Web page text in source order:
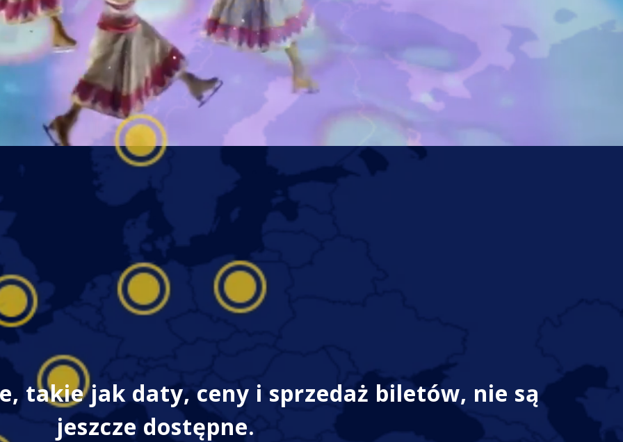
takie jak daty, ceny i sprzedaż biletów, nie są
jeszcze dostępne.